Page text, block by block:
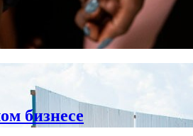
бизнесе